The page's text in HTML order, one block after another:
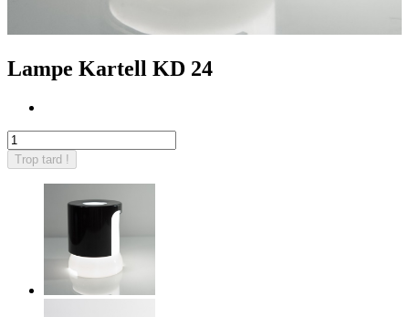
Lampe Kartell KD 24
Trop tard !